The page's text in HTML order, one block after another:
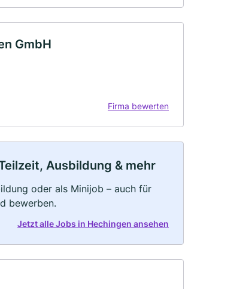
GmbH
Firma bewerten
Ausbildung & mehr
oder als Minijob – auch für
bewerben.
Jetzt alle Jobs in Hechingen ansehen